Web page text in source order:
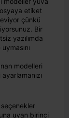
etiket
çünkü
Bir
yazılımda
modelleri
seçenekler
uyan birinci